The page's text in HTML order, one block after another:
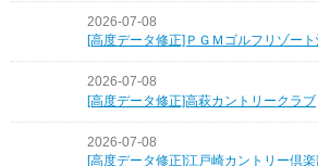
2026-07-08
[高度データ修正]ＰＧＭゴルフリゾー
2026-07-08
[高度データ修正]高萩カントリークラブ
2026-07-08
[高度データ修正]江戸崎カントリー倶楽